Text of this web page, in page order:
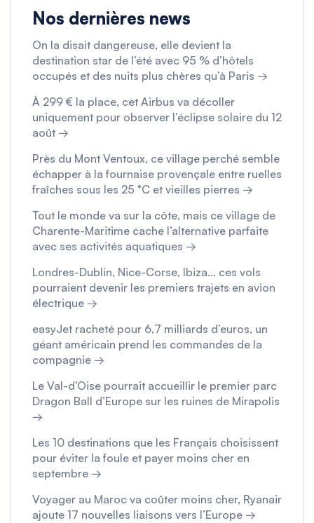
Nos dernières news
On la disait dangereuse, elle devient la
destination star de l’été avec 95 % d’hôtels
occupés et des nuits plus chères qu’à Paris →
À 299 € la place, cet Airbus va décoller
uniquement pour observer l’éclipse solaire du 12
août →
Près du Mont Ventoux, ce village perché semble
échapper à la fournaise provençale entre ruelles
fraîches sous les 25 °C et vieilles pierres →
Tout le monde va sur la côte, mais ce village de
Charente-Maritime cache l’alternative parfaite
avec ses activités aquatiques →
Londres-Dublin, Nice-Corse, Ibiza… ces vols
pourraient devenir les premiers trajets en avion
électrique →
easyJet racheté pour 6,7 milliards d’euros, un
géant américain prend les commandes de la
compagnie →
Le Val-d’Oise pourrait accueillir le premier parc
Dragon Ball d’Europe sur les ruines de Mirapolis
→
Les 10 destinations que les Français choisissent
pour éviter la foule et payer moins cher en
septembre →
Voyager au Maroc va coûter moins cher, Ryanair
ajoute 17 nouvelles liaisons vers l’Europe →